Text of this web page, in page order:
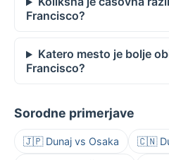
Francisco?
Katero mesto je bolje
Francisco?
Sorodne primerjave
🇯🇵 Dunaj vs Osaka 🇨🇳